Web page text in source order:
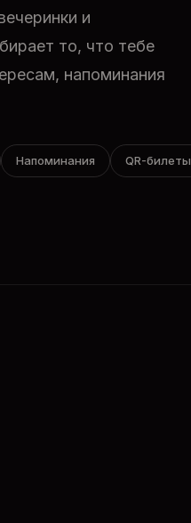
и
то, что тебе
напоминания
Напоминания QR-билеты